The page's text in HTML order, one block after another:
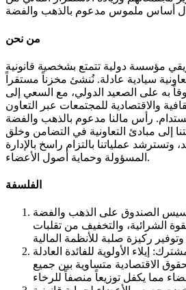
من نحن
مؤسسة دولية تتمتع بشخصية قانونية
سيادية عادلة. نُنشئ مخزناً مستقراً
به على الصعيد الدولي، مع السعي إلى
والاقتصادية للمجتمعات عبر التعاون
رأس مالنا مدعوم بالذهب والفضة
إلى مبادئ التعاونية في التضامن وخلق
وتسترشد عملياتنا بالتزام راسخ بالإدارة
المسؤولة وحماية أصول الأعضاء.
الفلسفة
الصندوق على الذهب والفضة
الشرائية، والتخفيف من تقلبات
إيلاء الأولوية للفائدة العادلة
الاقتصادية متساوية بين جميع